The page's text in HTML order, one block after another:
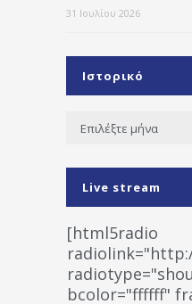
31 Ιουλίου 2026
Ιστορικό
Ιστορικό
Live stream
[html5radio
bcolor="ffffff"